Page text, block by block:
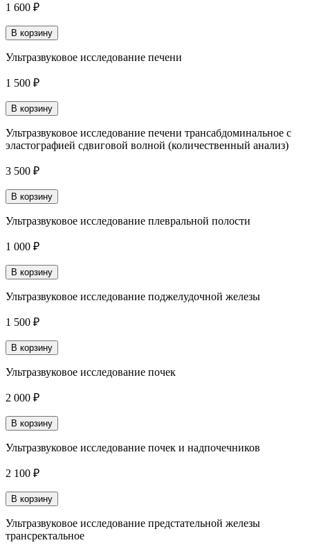
1 600 ₽
В корзину
Ультразвуковое исследование печени
1 500 ₽
В корзину
Ультразвуковое исследование печени трансабдоминальное с
эластографией сдвиговой волной (количественный анализ)
3 500 ₽
В корзину
Ультразвуковое исследование плевральной полости
1 000 ₽
В корзину
Ультразвуковое исследование поджелудочной железы
1 500 ₽
В корзину
Ультразвуковое исследование почек
2 000 ₽
В корзину
Ультразвуковое исследование почек и надпочечников
2 100 ₽
В корзину
Ультразвуковое исследование предстательной железы
трансректальное